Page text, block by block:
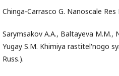
Chinga-Carrasco G. Nanoscale
Sarymsakov A.A., Baltayeva M.M.,
Yugay S.M. Khimiya rastitel'nogo
Russ.).